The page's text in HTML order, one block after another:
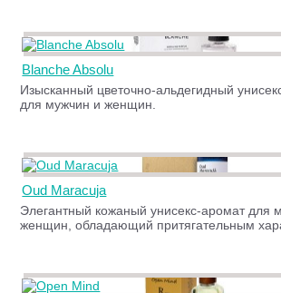
Blanche Absolu
Изысканный цветочно-альдегидный
для мужчин и женщин.
Oud Maracuja
Элегантный кожаный унисекс-аромат для
женщин, обладающий притягательным